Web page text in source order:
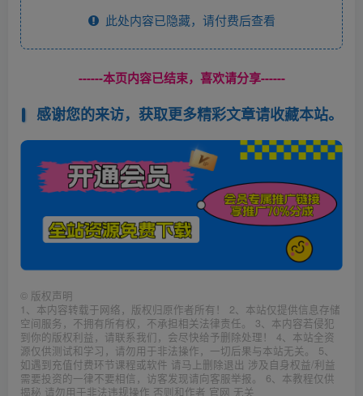
此处内容已隐藏，请付费后查看
------本页内容已结束，喜欢请分享------
感谢您的来访，获取更多精彩文章请收藏本站。
© 版权声明
1、本内容转载于网络，版权归原作者所有！ 2、本站仅提供信息存储
空间服务，不拥有所有权，不承担相关法律责任。 3、本内容若侵犯
到你的版权利益，请联系我们，会尽快给予删除处理！ 4、本站全资
源仅供测试和学习，请勿用于非法操作，一切后果与本站无关。 5、
如遇到充值付费环节课程或软件 请马上删除退出 涉及自身权益/利益
需要投资的一律不要相信，访客发现请向客服举报。 6、本教程仅供
揭秘 请勿用于非法违规操作 否则和作者 官网 无关